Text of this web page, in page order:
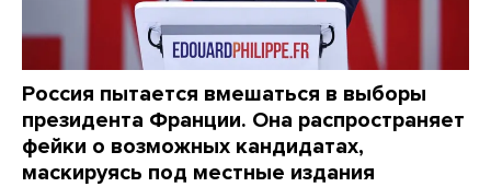
Россия пытается вмешаться в выборы
президента Франции. Она распространяет
фейки о возможных кандидатах,
маскируясь под местные издания